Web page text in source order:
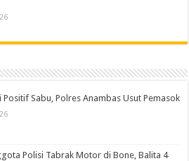
Positif Sabu, Polres Anambas Usut Pemasok
Polisi Tabrak Motor di Bone, Balita 4